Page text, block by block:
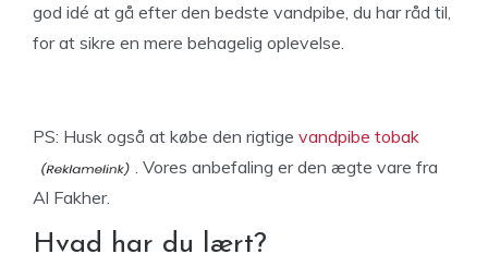
god idé at gå efter den bedste vandpibe, du har råd til,
for at sikre en mere behagelig oplevelse.
PS: Husk også at købe den rigtige vandpibe tobak
. Vores anbefaling er den ægte vare fra
Al Fakher.
Hvad har du lært?